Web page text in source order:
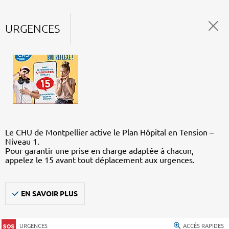
URGENCES
Le CHU de Montpellier active le Plan Hôpital en Tension –
Niveau 1.
Pour garantir une prise en charge adaptée à chacun,
appelez le 15 avant tout déplacement aux urgences.
EN SAVOIR PLUS
URGENCES ACCÈS RAPIDES